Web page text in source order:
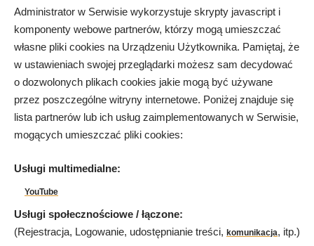
Administrator w Serwisie wykorzystuje skrypty javascript i
komponenty webowe partnerów, którzy mogą umieszczać
własne pliki cookies na Urządzeniu Użytkownika. Pamiętaj, że
w ustawieniach swojej przeglądarki możesz sam decydować
o dozwolonych plikach cookies jakie mogą być używane
przez poszczególne witryny internetowe. Poniżej znajduje się
lista partnerów lub ich usług zaimplementowanych w Serwisie,
mogących umieszczać pliki cookies:
Usługi multimedialne:
YouTube
Usługi społecznościowe / łączone:
(Rejestracja, Logowanie, udostępnianie treści, komunikacja, itp.)